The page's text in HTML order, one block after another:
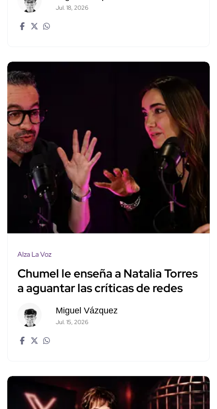
Jul. 18, 2026
Alza La Voz
Chumel le enseña a Natalia Torres
a aguantar las críticas de redes
Miguel Vázquez
Jul. 15, 2026